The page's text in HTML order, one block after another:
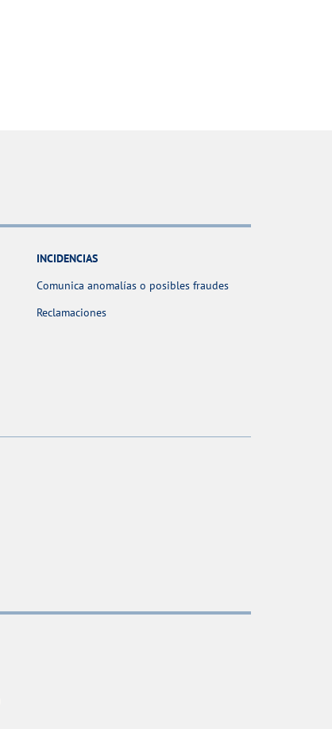
INCIDENCIAS
Comunica anomalías o posibles fraudes
Reclamaciones